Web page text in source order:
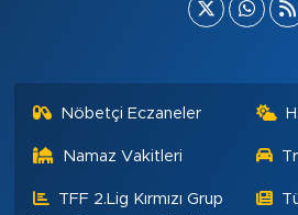
Nöbetçi Eczaneler
Namaz Vakitleri
TFF 2.Lig Kırmızı Grup